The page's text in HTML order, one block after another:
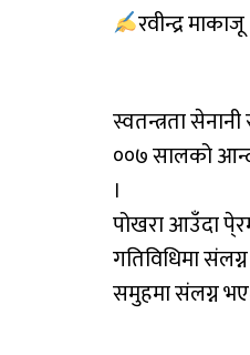
रवीन्द्र माकाजू
स्वतन्त्रता
००७ सालको
।
पोखरा आउँदा
गतिविधिमा
समुहमा संलग्न